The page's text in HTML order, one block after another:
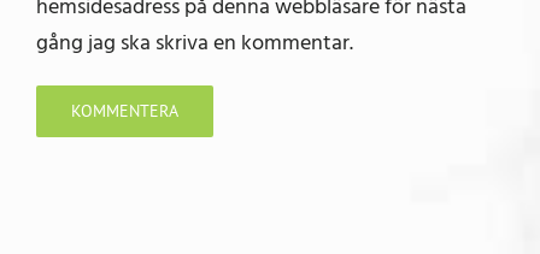
gång jag ska skriva en kommentar.